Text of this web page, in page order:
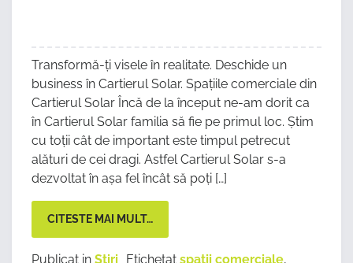
Transformă-ți visele în realitate. Deschide un
business în Cartierul Solar. Spațiile comerciale din
Cartierul Solar Încă de la început ne-am dorit ca
în Cartierul Solar familia să fie pe primul loc. Știm
cu toții cât de important este timpul petrecut
alături de cei dragi. Astfel Cartierul Solar s-a
dezvoltat în așa fel încât să poți […]
CITESTE MAI MULT…
Publicat in Stiri Etichetat spatii comerciale,